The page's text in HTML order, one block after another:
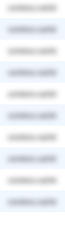
contenu caché
contenu caché
contenu caché
contenu caché
contenu caché
contenu caché
contenu caché
contenu caché
contenu caché
contenu caché